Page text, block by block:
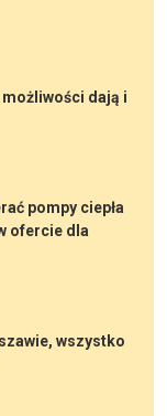
dają i
pompy ciepła
ofercie dla
wszystko